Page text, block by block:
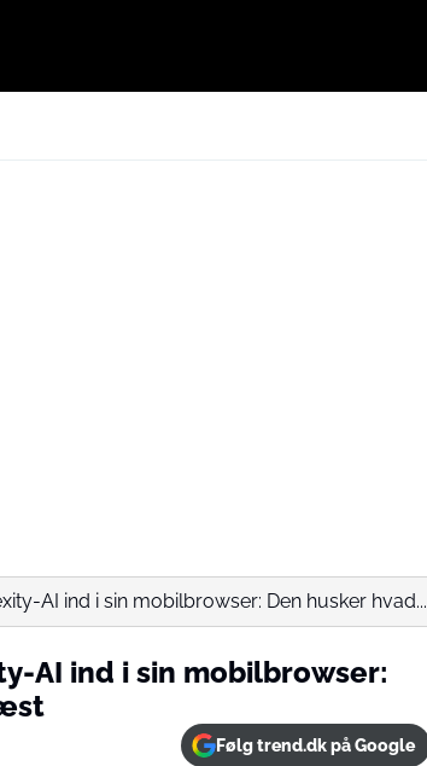
AI ind i sin mobilbrowser: Den husker hvad...
AI ind i sin mobilbrowser:
Følg trend.dk på Google